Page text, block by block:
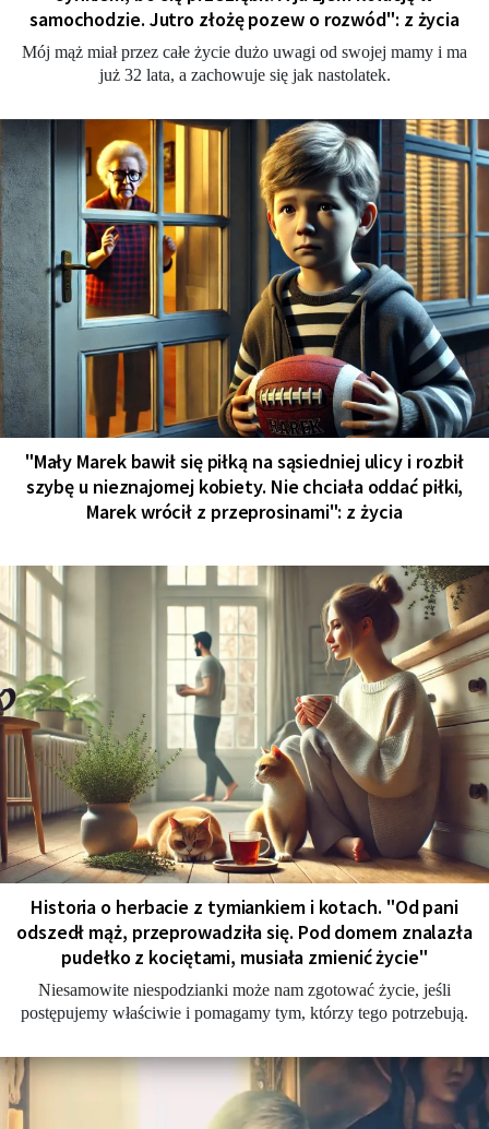
samochodzie. Jutro złożę pozew o rozwód": z życia
Mój mąż miał przez całe życie dużo uwagi od swojej mamy i ma
już 32 lata, a zachowuje się jak nastolatek.
"Mały Marek bawił się piłką na sąsiedniej ulicy i rozbił
szybę u nieznajomej kobiety. Nie chciała oddać piłki,
Marek wrócił z przeprosinami": z życia
Historia o herbacie z tymiankiem i kotach. "Od pani
odszedł mąż, przeprowadziła się. Pod domem znalazła
pudełko z kociętami, musiała zmienić życie"
Niesamowite niespodzianki może nam zgotować życie, jeśli
postępujemy właściwie i pomagamy tym, którzy tego potrzebują.